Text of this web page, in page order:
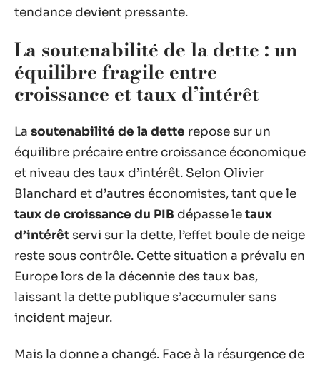
tendance devient pressante.
La soutenabilité de la dette : un
équilibre fragile entre
croissance et taux d’intérêt
La soutenabilité de la dette repose sur un
équilibre précaire entre croissance économique
et niveau des taux d’intérêt. Selon Olivier
Blanchard et d’autres économistes, tant que le
taux de croissance du PIB dépasse letaux
d’intérêt servi sur la dette, l’effet boule de neige
reste sous contrôle. Cette situation a prévalu en
Europe lors de la décennie des taux bas,
laissant la dette publique s’accumuler sans
incident majeur.
Mais la donne a changé. Face à la résurgence de